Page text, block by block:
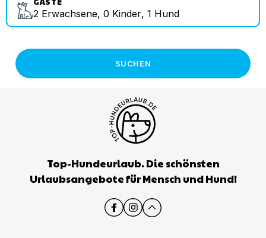
2 Erwachsene, 0 Kinder, 1 Hund
SUCHEN
Top-Hundeurlaub. Die schönsten
Urlaubsangebote für Mensch und Hund!